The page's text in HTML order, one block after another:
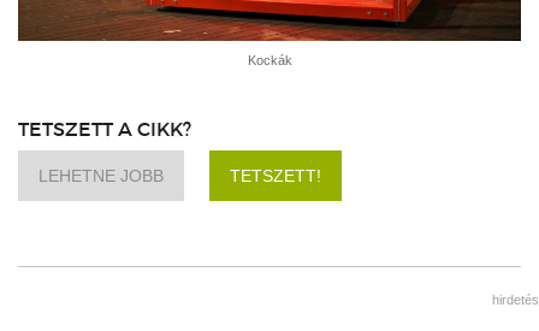
Kockák
TETSZETT A CIKK?
LEHETNE JOBB TETSZETT!
hirdetés